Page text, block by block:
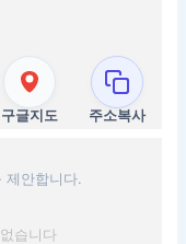
구글지도 주소복사
제안합니다.
습니다